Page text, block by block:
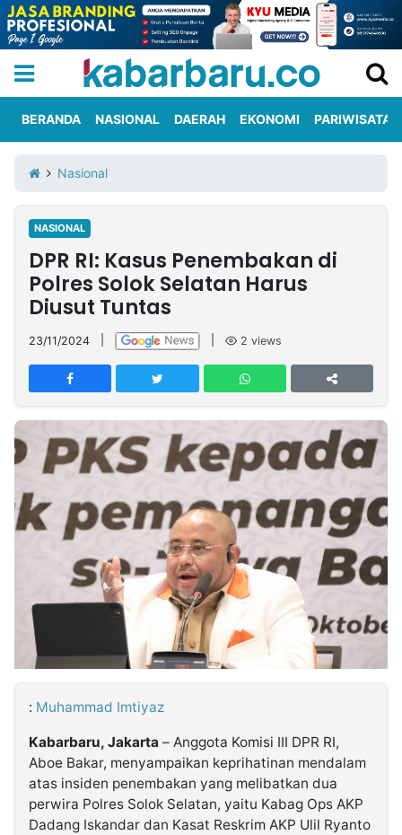
Iklan
Berita
Kami
Nasional
International
Olahraga
Entertainment
Daerah
Pariwisata
Kuliner
Kolom
Network
PT
TREETAN
INDONESIA
Insight
Suara
Lens
Daily
Jalan
Idealita
Kita
Dinamikapost.com
Radar
Seedbacklink
Kabarbaru
BERANDA NASIONAL DAERAH EKONOMI PARIWISATA
Nasional
NASIONAL
DPR RI: Kasus Penembakan di
Polres Solok Selatan Harus
Diusut Tuntas
23/11/2024 2 views
: Muhammad Imtiyaz
Kabarbaru, Jakarta – Anggota Komisi III DPR RI,
Aboe Bakar, menyampaikan keprihatinan mendalam
atas insiden penembakan yang melibatkan dua
perwira Polres Solok Selatan, yaitu Kabag Ops AKP
Dadang Iskandar dan Kasat Reskrim AKP Ulil Ryanto